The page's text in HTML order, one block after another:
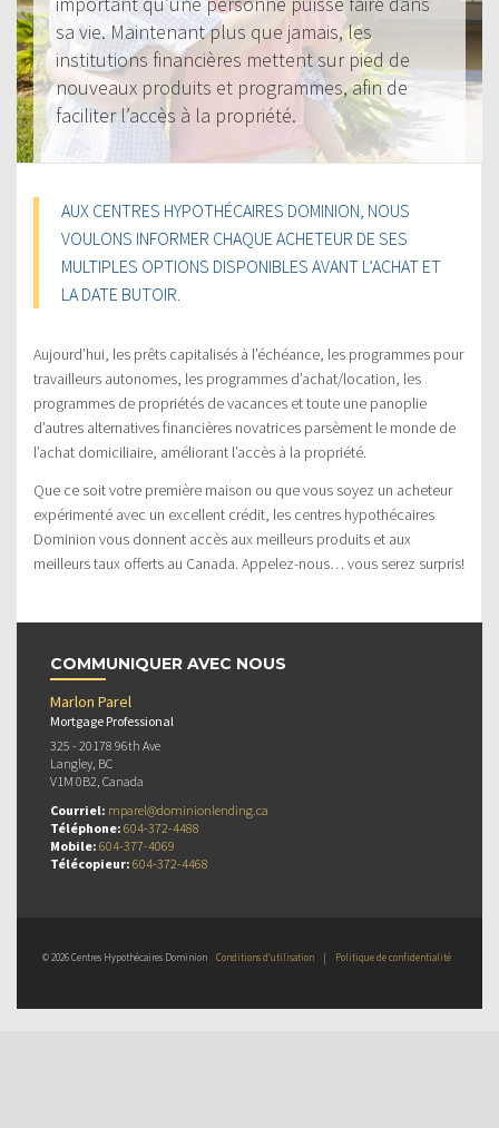
sa vie. Maintenant plus que jamais, les
institutions financières mettent sur pied de
nouveaux produits et programmes, afin de
faciliter l’accès à la propriété.
AUX CENTRES HYPOTHÉCAIRES DOMINION, NOUS
VOULONS INFORMER CHAQUE ACHETEUR DE SES
MULTIPLES OPTIONS DISPONIBLES AVANT L’ACHAT ET
LA DATE BUTOIR.
Aujourd’hui, les prêts capitalisés à l’échéance, les programmes pour
travailleurs autonomes, les programmes d’achat/location, les
programmes de propriétés de vacances et toute une panoplie
d’autres alternatives financières novatrices parsèment le monde de
l’achat domiciliaire, améliorant l’accès à la propriété.
Que ce soit votre première maison ou que vous soyez un acheteur
expérimenté avec un excellent crédit, les centres hypothécaires
Dominion vous donnent accès aux meilleurs produits et aux
meilleurs taux offerts au Canada. Appelez-nous… vous serez surpris!
COMMUNIQUER AVEC NOUS
Marlon Parel
Mortgage Professional
325 - 20178 96th Ave
Langley, BC
V1M 0B2, Canada
Courriel: mparel@dominionlending.ca
Téléphone: 604-372-4488
Mobile: 604-377-4069
Télécopieur: 604-372-4468
© 2026 Centres Hypothécaires Dominion Conditions d’utilisation | Politique de confidentialité